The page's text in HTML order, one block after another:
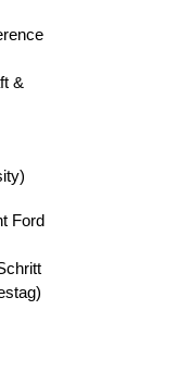
&
Ford